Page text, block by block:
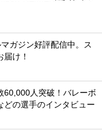
ガジン好評配信中。ス
け！
60,000人突破！バレーボ
どの選手のインタビュー